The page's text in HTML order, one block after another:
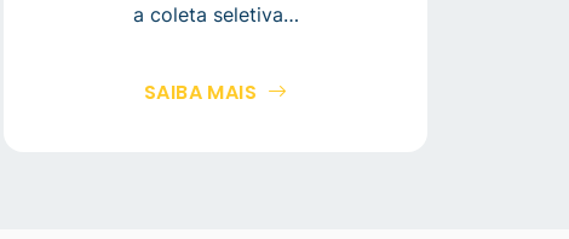
a coleta seletiva…
SAIBA MAIS